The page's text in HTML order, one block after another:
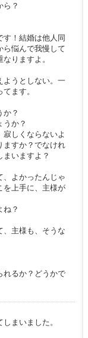
ら？
す！結婚は他人同
ら悩んで我慢して
りますよ。
ようとしない。一
ます。
か？
うか？
しくならないよ
ますか？でなけれ
いますよ？
、よかったんじゃ
を上手に、主様が
ね？
、主様も、そうな
れるか？どうかで
まいました。